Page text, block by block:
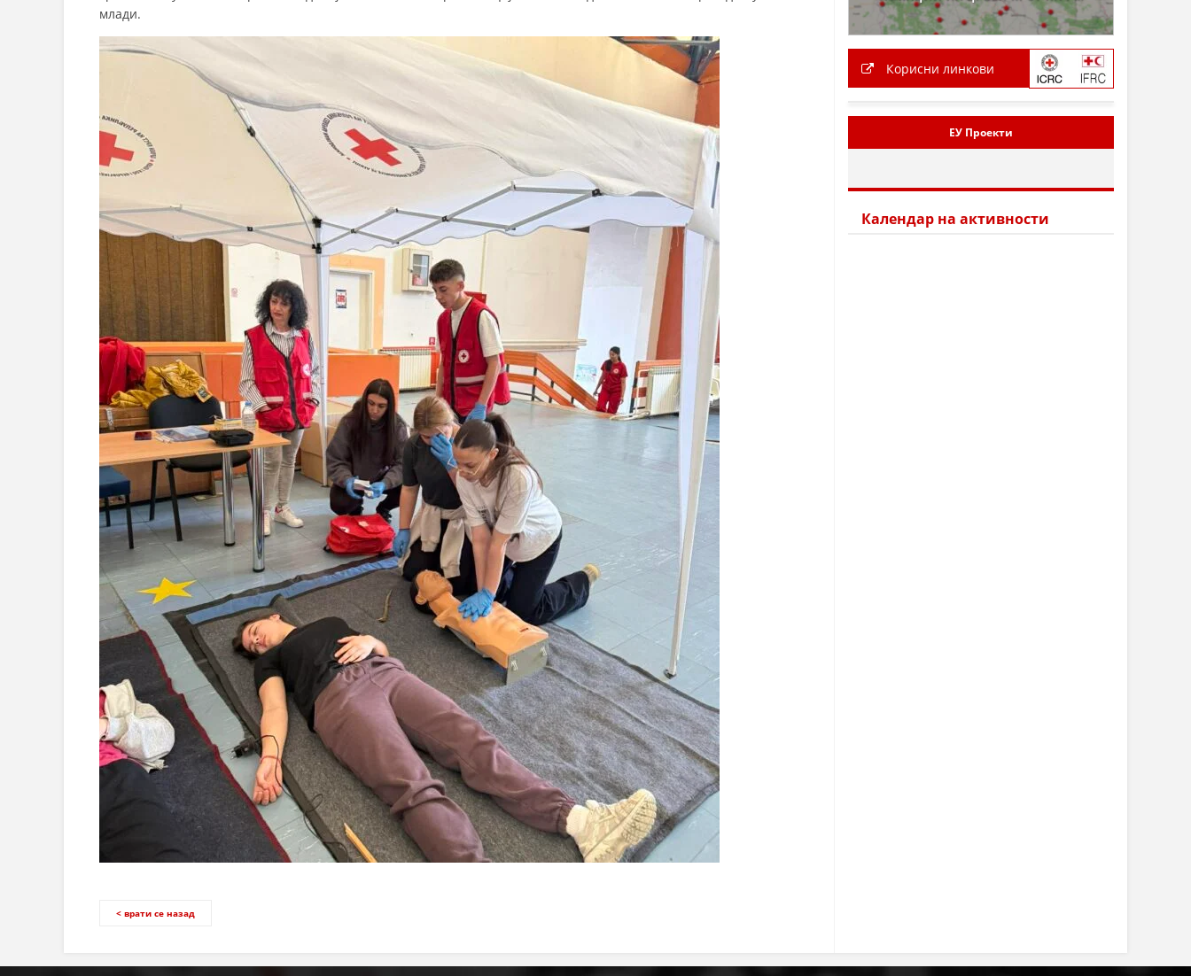
КАКО ДА ДОНИРАТЕ
ПОДГОТВЕНОСТ И ДЕЈСТВО ПРИ КАТАСТРОФИ
ТИМОВИ НА ООЦК
СПАСИТЕЛНА СТАНИЦА ВОДНО
ПРОЕКТИ – ПОДГОТВЕНОСТ И ДЕЈСТВУВАЊЕ ПРИ КАТАСТРОФИ
ОДНОСИ СО ЈАВНОСТ
ИСТРАЖУВАЊЕ НА ЈАВНО МИСЛЕЊЕ
МЕЃУНАРОДНА СОРАБОТКА
ДОГОВОРИ
ЗНАЧЕЊЕ НА СЛУЖБАТА ЗА БАРАЊЕ
ФОРМУЛАРИ ЗА БАРАЊА
ЗДРАВСТВЕНО ПРЕВЕНТИВНА ДЕЈНОСТ
ИНФОРМАЦИИ ЗА БОЛЕСТИ
МЕНАЏМЕНТ НА ВОЛОНТЕРИ
ЗА НАС
ДЕЈСТВУВАЊЕ
ПРИРАЧНИЦИ
СТРАТЕГИИ
ЕДУКАТИВНО ИНФОРМАТИВНИ МАТЕРИЈАЛИ
млади.
< врати се назад
Корисни линкови
ЕУ Проекти
Календар на активности